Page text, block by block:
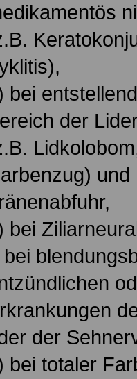
bei
der
bei
der
bei totaler